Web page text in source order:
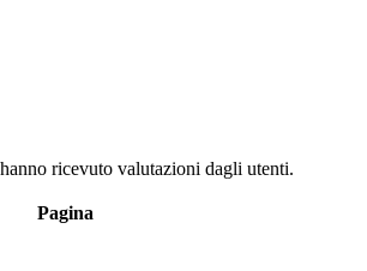
ricevuto valutazioni dagli utenti.
Pagina